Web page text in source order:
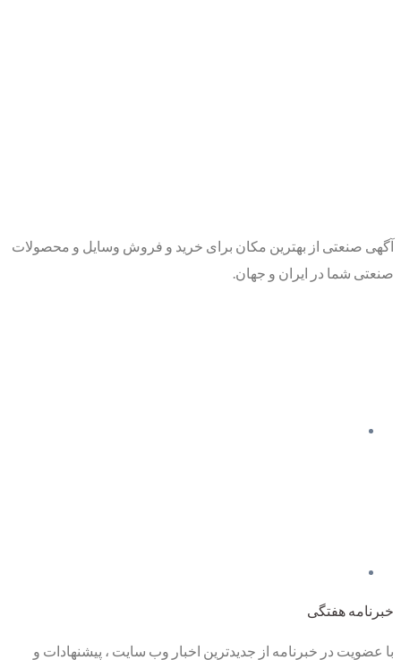
آگهی صنعتی از بهترین مکان برای خرید و فروش وسایل و محصولات
صنعتی شما در ایران و جهان.
خبرنامه هفتگی
با عضویت در خبرنامه از جدیدترین اخبار وب سایت ، پیشنهادات و